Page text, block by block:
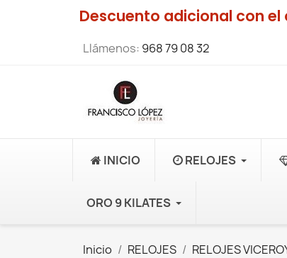
Descuento adicional con el
Llámenos: 968 79 08 32
INICIO RELOJES
ORO 9 KILATES
Inicio RELOJES RELOJES